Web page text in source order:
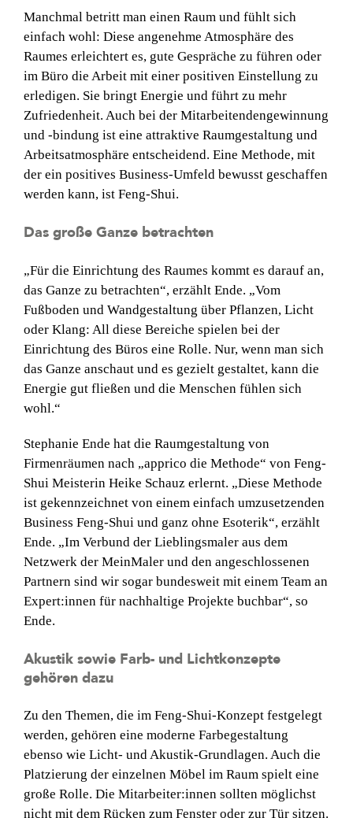
Manchmal betritt man einen Raum und fühlt sich
einfach wohl: Diese angenehme Atmosphäre des
Raumes erleichtert es, gute Gespräche zu führen oder
im Büro die Arbeit mit einer positiven Einstellung zu
erledigen. Sie bringt Energie und führt zu mehr
Zufriedenheit. Auch bei der Mitarbeitendengewinnung
und -bindung ist eine attrak­tive Raumgestaltung und
Arbeitsatmosphäre entscheidend. Eine Methode, mit
der ein positives Business-Umfeld bewusst geschaffen
werden kann, ist Feng-Shui.
Das große Ganze betrachten
„Für die Einrichtung des Raumes kommt es darauf an,
das Ganze zu betrachten“, erzählt Ende. „Vom
Fußboden und Wandgestaltung über Pflanzen, Licht
oder Klang: All diese Bereiche spielen bei der
Einrichtung des Büros eine Rolle. Nur, wenn man sich
das Ganze anschaut und es gezielt gestaltet, kann die
Energie gut fließen und die Menschen fühlen sich
wohl.“
Stephanie Ende hat die Raumgestaltung von
Firmenräumen nach „apprico die Methode“ von Feng-
Shui Meisterin Heike Schauz erlernt. „Diese Methode
ist gekennzeichnet von einem einfach umzusetzenden
Business Feng-Shui und ganz ohne Esoterik“, erzählt
Ende. „Im Verbund der Lieblingsmaler aus dem
Netzwerk der MeinMaler und den angeschlossenen
Partnern sind wir sogar bundesweit mit einem Team an
Expert:innen für nachhaltige Projekte buchbar“, so
Ende.
Akustik sowie Farb- und Lichtkonzepte
gehören dazu
Zu den Themen, die im Feng-Shui-Konzept festgelegt
werden, gehören eine moderne Farbegestaltung
ebenso wie Licht- und Akustik-Grundlagen. Auch die
Platzierung der einzelnen Möbel im Raum spielt eine
große Rolle. Die Mitarbeiter:innen sollten möglichst
nicht mit dem Rücken zum Fenster oder zur Tür sitzen.